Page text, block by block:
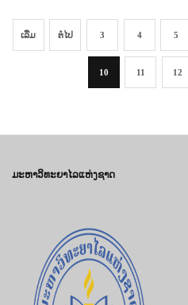
ເລີ່ມ ຕໍ່ໄປ 3 4 5
10 11 12
ມະຫາວິທະຍາໄລແຫ່ງຊາດ